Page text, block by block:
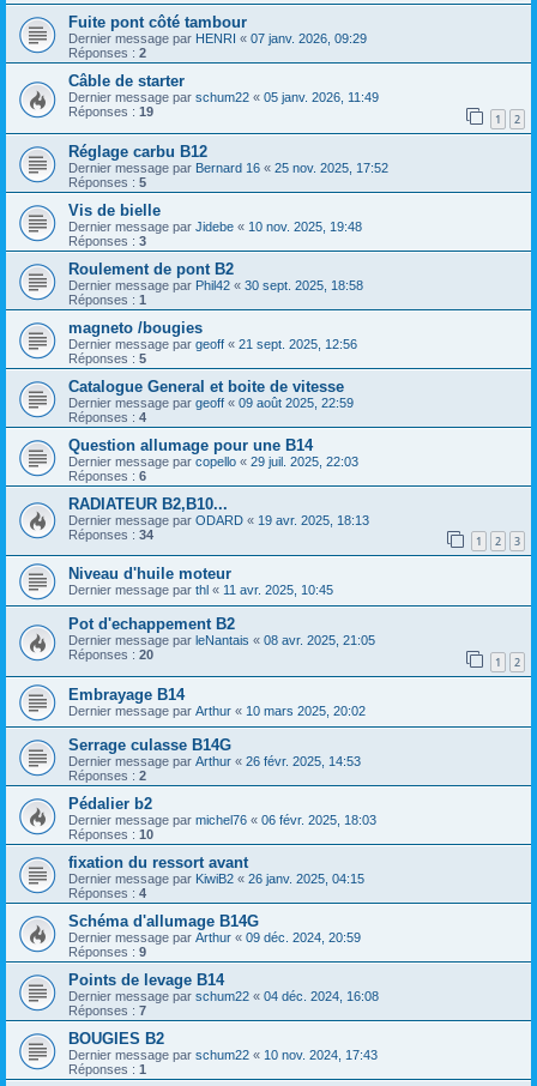
Fuite pont côté tambour
Dernier message par HENRI « 07 janv. 2026, 09:29
Réponses : 2
Câble de starter
Dernier message par schum22 « 05 janv. 2026, 11:49
Réponses : 19 1 2
Réglage carbu B12
Dernier message par Bernard 16 « 25 nov. 2025, 17:52
Réponses : 5
Vis de bielle
Dernier message par Jidebe « 10 nov. 2025, 19:48
Réponses : 3
Roulement de pont B2
Dernier message par Phil42 « 30 sept. 2025, 18:58
Réponses : 1
magneto /bougies
Dernier message par geoff « 21 sept. 2025, 12:56
Réponses : 5
Catalogue General et boite de vitesse
Dernier message par geoff « 09 août 2025, 22:59
Réponses : 4
Question allumage pour une B14
Dernier message par copello « 29 juil. 2025, 22:03
Réponses : 6
RADIATEUR B2,B10...
Dernier message par ODARD « 19 avr. 2025, 18:13
Réponses : 34 1 2 3
Niveau d'huile moteur
Dernier message par thl « 11 avr. 2025, 10:45
Pot d'echappement B2
Dernier message par leNantais « 08 avr. 2025, 21:05
Réponses : 20 1 2
Embrayage B14
Dernier message par Arthur « 10 mars 2025, 20:02
Serrage culasse B14G
Dernier message par Arthur « 26 févr. 2025, 14:53
Réponses : 2
Pédalier b2
Dernier message par michel76 « 06 févr. 2025, 18:03
Réponses : 10
fixation du ressort avant
Dernier message par KiwiB2 « 26 janv. 2025, 04:15
Réponses : 4
Schéma d'allumage B14G
Dernier message par Arthur « 09 déc. 2024, 20:59
Réponses : 9
Points de levage B14
Dernier message par schum22 « 04 déc. 2024, 16:08
Réponses : 7
BOUGIES B2
Dernier message par schum22 « 10 nov. 2024, 17:43
Réponses : 1